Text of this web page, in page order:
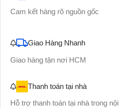
Cam kết hàng rõ nguồn gốc
Giao Hàng Nhanh
Giao hàng tận nơi HCM
Thanh toán tại nhà
Hỗ trợ thanh toán tại nhà trong nội